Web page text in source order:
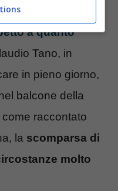
del 12enne,
a quanto
Tano, in
in pieno giorno,
balcone della
raccontato
la scomparsa di
molto